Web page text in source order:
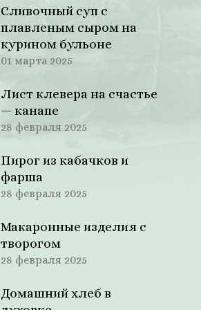
Сливочный суп с
плавленым сыром на
курином бульоне
01 марта 2025
Лист клевера на счастье
— канапе
28 февраля 2025
Пирог из кабачков и
фарша
28 февраля 2025
Макаронные изделия с
творогом
28 февраля 2025
Домашний хлеб в